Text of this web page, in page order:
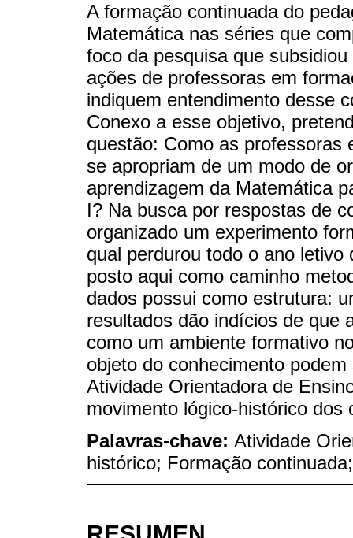
A formação continuada do
Matemática nas séries que
foco da pesquisa que
ações de professoras em
indiquem entendimento desse
Conexo a esse objetivo,
questão: Como as professoras
se apropriam de um modo de
aprendizagem da Matemática
I? Na busca por respostas de
organizado um experimento
qual perdurou todo o ano
posto aqui como caminho
dados possui como estrutura:
resultados dão indícios de que
como um ambiente formativo
objeto do conhecimento
Atividade Orientadora de
movimento lógico-histórico dos
Palavras-chave: Atividade
histórico; Formação